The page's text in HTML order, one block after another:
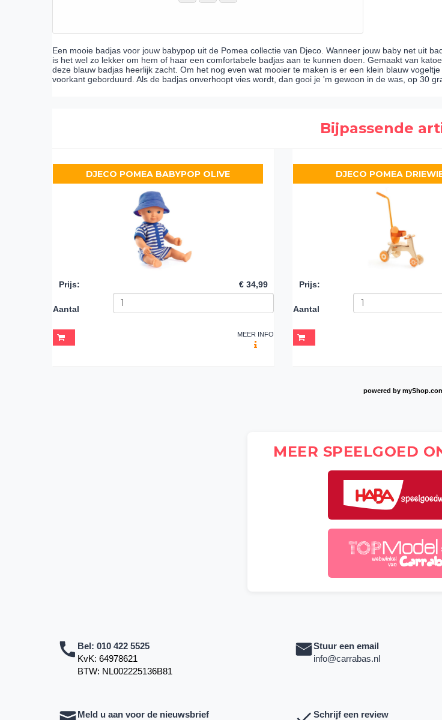
Een mooie badjas voor jouw babypop uit de Pomea collectie van Djeco. Wanneer jouw baby net uit
is het wel zo lekker om hem of haar een comfortabele badjas aan te kunnen doen. Gemaakt van
deze blauw badjas heerlijk zacht. Om het nog even wat mooier te maken is er een klein blauw
voorkant geborduurd. Als de badjas onverhoopt vies wordt, dan gooi je 'm gewoon in de was, op 30
Bijpassende
DJECO POMEA BABYPOP OLIVE
Prijs: € 34,99
Aantal
MEER INFO
DJECO POMEA
Prijs:
Aantal
powered by
MEER SPEELGOED
Bel: 010 422 5525
KvK: 64978621
BTW: NL002225136B81
Stuur een email
info@carrabas.nl
Meld u aan voor de nieuwsbrief
Schrijf een review